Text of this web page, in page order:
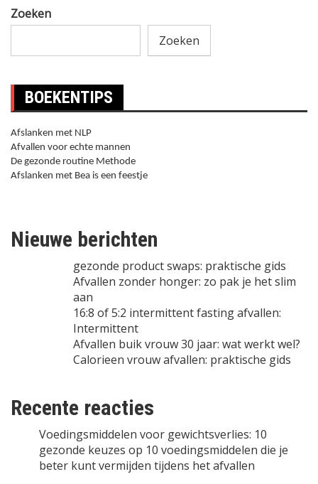
Zoeken
Zoeken
BOEKENTIPS
Afslanken met NLP
Afvallen voor echte mannen
De gezonde routine Methode
Afslanken met Bea is een feestje
Nieuwe berichten
gezonde product swaps: praktische gids
Afvallen zonder honger: zo pak je het slim
aan
16:8 of 5:2 intermittent fasting afvallen:
Intermittent
Afvallen buik vrouw 30 jaar: wat werkt wel?
Calorieen vrouw afvallen: praktische gids
Recente reacties
Voedingsmiddelen voor gewichtsverlies: 10
gezonde keuzes op 10 voedingsmiddelen die je
beter kunt vermijden tijdens het afvallen